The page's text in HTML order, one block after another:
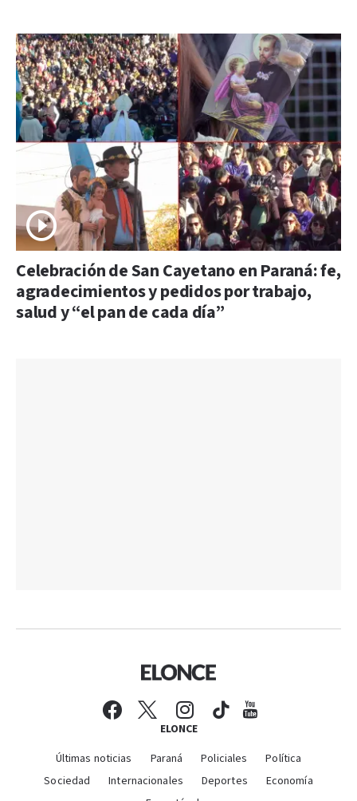
Celebración de San Cayetano en Paraná: fe,
agradecimientos y pedidos por trabajo,
salud y “el pan de cada día”
ELONCE
Últimas noticias Paraná Policiales
Política
Sociedad
Internacionales Deportes
Economía